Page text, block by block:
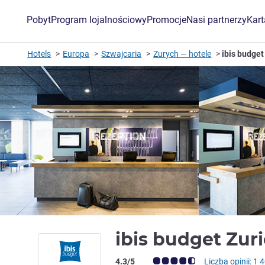
PobytProgram lojalnościowyPromocjeNasi partnerzy
Hotels Europa Szwajcaria Zurych — hotele ibis
ibis budget
Ocena klientów (Ocena ALL)
4.3/5 Liczba opinii: 1